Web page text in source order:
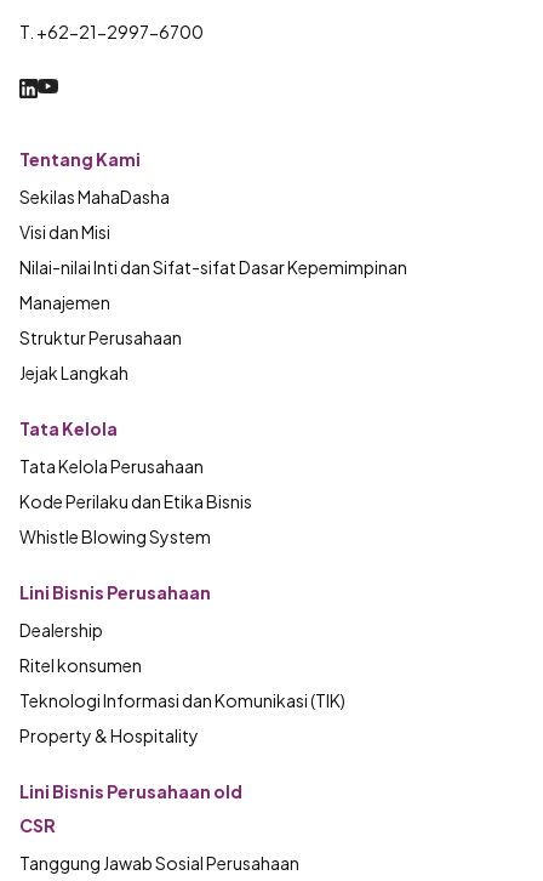
T. +62-21-2997-6700
Tentang Kami
Sekilas MahaDasha
Visi dan Misi
Nilai-nilai Inti dan Sifat-sifat Dasar Kepemimpinan
Manajemen
Struktur Perusahaan
Jejak Langkah
Tata Kelola
Tata Kelola Perusahaan
Kode Perilaku dan Etika Bisnis
Whistle Blowing System
Lini Bisnis Perusahaan
Dealership
Ritel konsumen
Teknologi Informasi dan Komunikasi (TIK)
Property & Hospitality
Lini Bisnis Perusahaan old
CSR
Tanggung Jawab Sosial Perusahaan